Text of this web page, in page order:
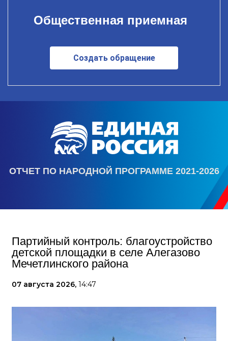
Общественная приемная
Создать обращение
ОТЧЕТ ПО НАРОДНОЙ ПРОГРАММЕ 2021-2026
Партийный контроль: благоустройство
детской площадки в селе Алегазово
Мечетлинского района
07 августа 2026, 14:47